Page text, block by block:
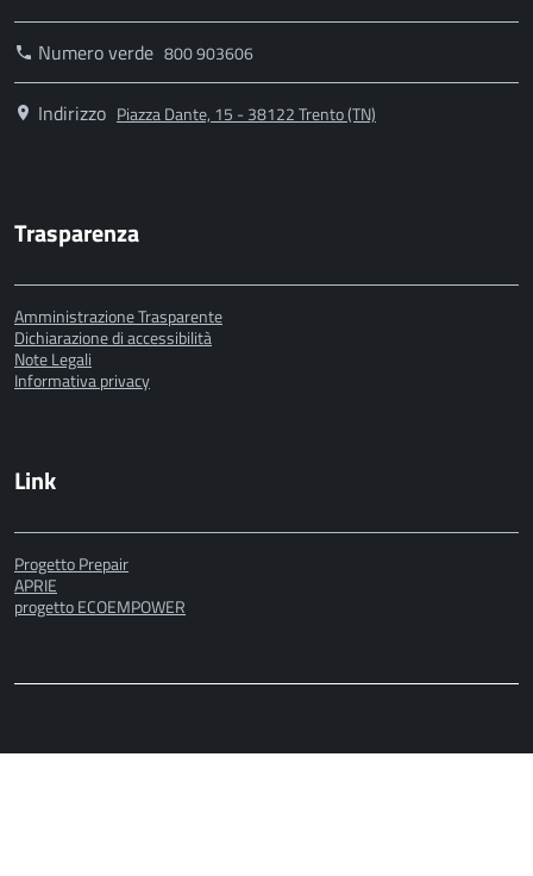
Numero verde 800 903606
Indirizzo Piazza Dante, 15 - 38122 Trento (TN)
Trasparenza
Amministrazione Trasparente
Dichiarazione di accessibilità
Note Legali
Informativa privacy
Link
Progetto Prepair
APRIE
progetto ECOEMPOWER